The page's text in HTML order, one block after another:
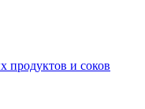
продуктов и соков